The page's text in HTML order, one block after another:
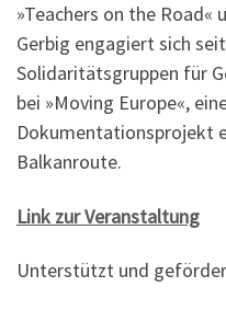
»Teachers on the Road«
Gerbig engagiert sich
Solidaritätsgruppen für
bei »Moving Europe«,
Dokumentationsprojekt
Balkanroute.
Link zur Veranstaltung
Unterstützt und